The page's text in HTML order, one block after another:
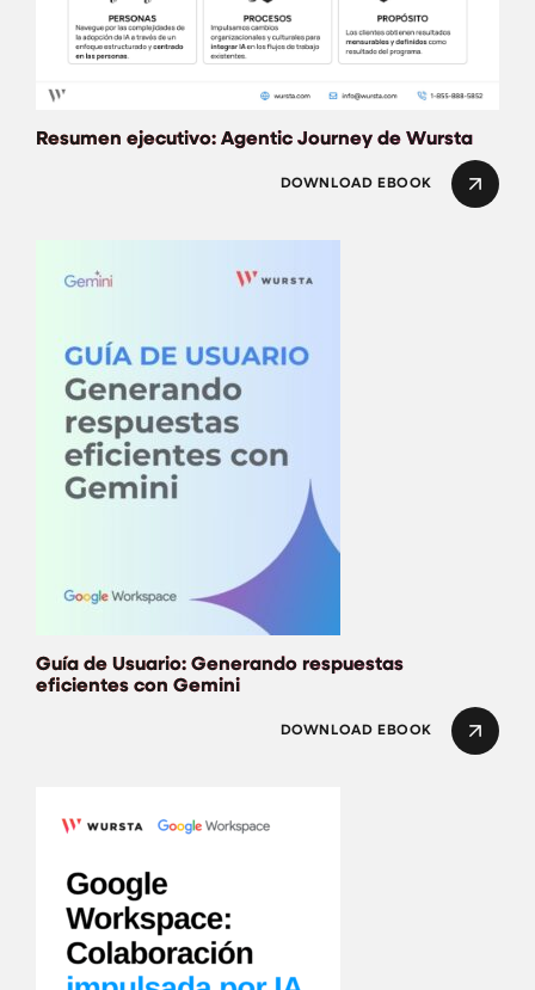
Resumen ejecutivo: Agentic Journey de Wursta
DOWNLOAD EBOOK
Guía de Usuario: Generando respuestas
eficientes con Gemini
DOWNLOAD EBOOK